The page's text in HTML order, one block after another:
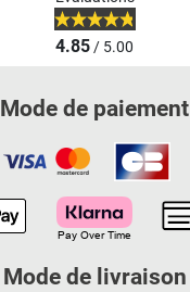
4.85/ 5.00
Mode de paiement
Mode de livraison